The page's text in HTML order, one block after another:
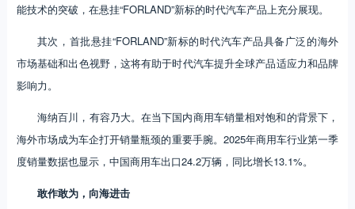
能技术的突破，在悬挂“FORLAND”新标的时代汽车产品上充分展现。
其次，首批悬挂“FORLAND”新标的时代汽车产品具备广泛的海外
市场基础和出色视野，这将有助于时代汽车提升全球产品适应力和品牌
影响力。
海纳百川，有容乃大。在当下国内商用车销量相对饱和的背景下，
海外市场成为车企打开销量瓶颈的重要手腕。2025年商用车行业第一季
度销量数据也显示，中国商用车出口24.2万辆，同比增长13.1%。
敢作敢为，向海进击